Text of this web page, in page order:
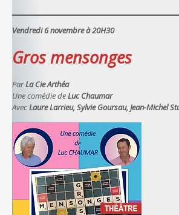
Vendredi 6 novembre à 20H30
Gros mensonges
ParLa Cie Arthéa
Une comédie deLuc Chaumar
AvecLaure Larrieu, Sylvie Goursau, Jean-Michel